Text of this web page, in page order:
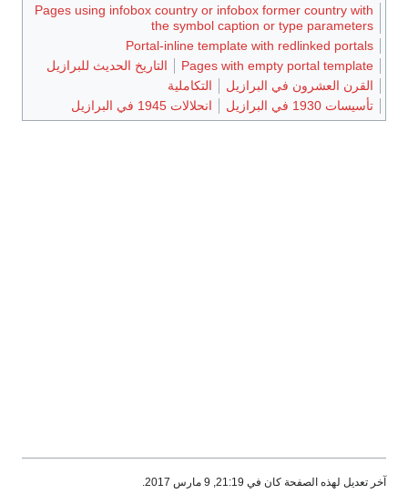
Pages using infobox country or infobox former country with
the symbol caption or type parameters
Portal-inline template with redlinked portals
Pages with empty portal template
التاريخ الحديث للبرازيل
القرن العشرون في البرازيل
التكاملية
تأسيسات 1930 في البرازيل
انحلالات 1945 في البرازيل
آخر تعديل لهذه الصفحة كان في 21:19, 9 مارس 2017.